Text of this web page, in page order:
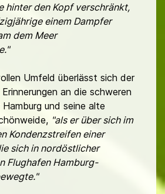
hinter den Kopf verschränkt,
einem Dampfer
dem Meer
Umfeld überlässt sich der
an die schweren
und seine alte
"als er über sich im
Kondenzstreifen einer
sich in nordöstlicher
Flughafen Hamburg-